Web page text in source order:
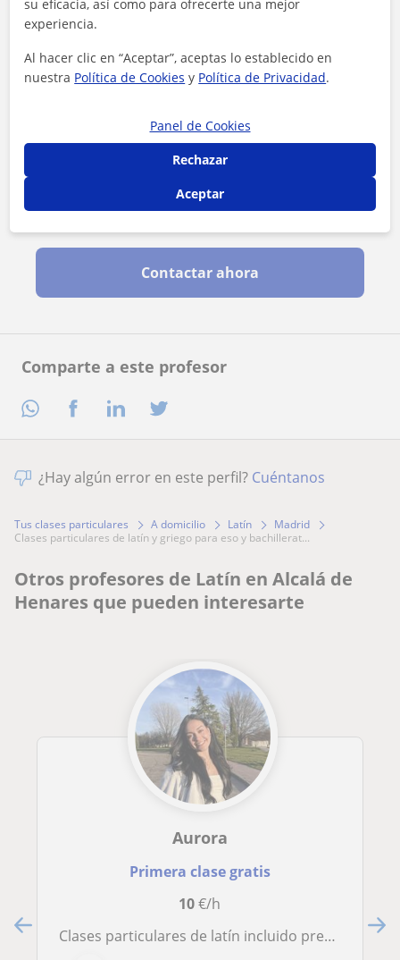
Comparte a este profesor
Contactar ahora
¿Hay algún error en este perfil? Cuéntanos
Tus clases particulares A domicilio Latín
Madrid
clases particulares de latín y griego para eso y bachillerat...
Otros profesores de Latín en Alcalá de
Henares que pueden interesarte
Aurora
Primera clase gratis
10€/h
Clases particulares de latín incluido preparación para la PAU
su eficacia, así como para ofrecerte una mejor
experiencia.
Al hacer clic en “Aceptar”, aceptas lo establecido en
nuestra Política de Cookies y Política de Privacidad.
Panel de Cookies
Rechazar
Aceptar